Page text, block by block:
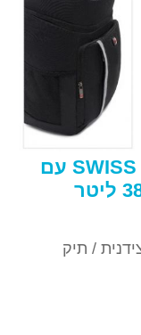
צידנית מישפחתית SWISS ALPS עם